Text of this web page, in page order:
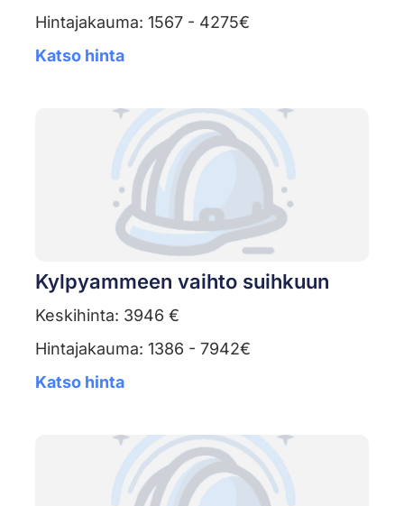
Hintajakauma: 1567 - 4275€
Katso hinta
Kylpyammeen vaihto suihkuun
Keskihinta: 3946 €
Hintajakauma: 1386 - 7942€
Katso hinta